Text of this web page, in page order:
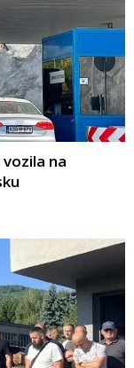
vozila na